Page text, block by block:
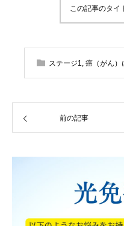
この記事のタイ
ステージ1, 癌（がん）
前の記事